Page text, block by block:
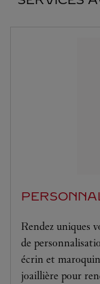
Rendez uniques
de
écrin et
joaillière pour